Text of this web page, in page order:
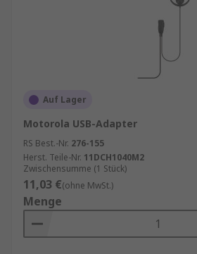
Auf Lager
Motorola USB-Adapter
RS Best.-Nr. 276-155
Herst. Teile-Nr. 11DCH1040M2
Zwischensumme (1 Stück)
11,03 €(ohne MwSt.)
Menge